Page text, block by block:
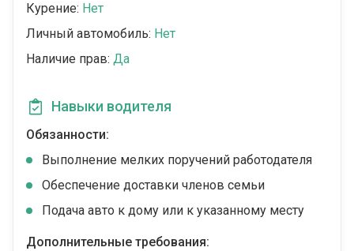
Курение: Нет
Личный автомобиль: Нет
Наличие прав: Да
Навыки водителя
Обязанности:
Выполнение мелких поручений работодателя
Обеспечение доставки членов семьи
Подача авто к дому или к указанному месту
Дополнительные требования: